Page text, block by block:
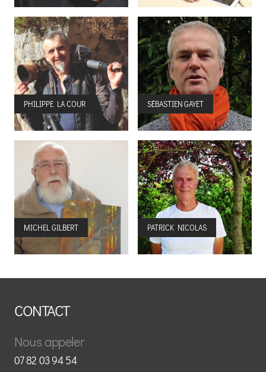
PHILIPPE LA COUR SÉBASTIEN GAYET
MICHEL GILBERT PATRICK NICOLAS
CONTACT
Nous appeler
07 82 03 94 54